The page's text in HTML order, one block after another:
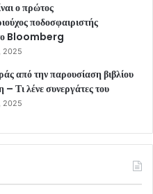
ο πρώτος
ποδοσφαιριστής
Bloomberg
2025
από την παρουσίαση βιβλίου
– Τι λένε συνεργάτες του
2025